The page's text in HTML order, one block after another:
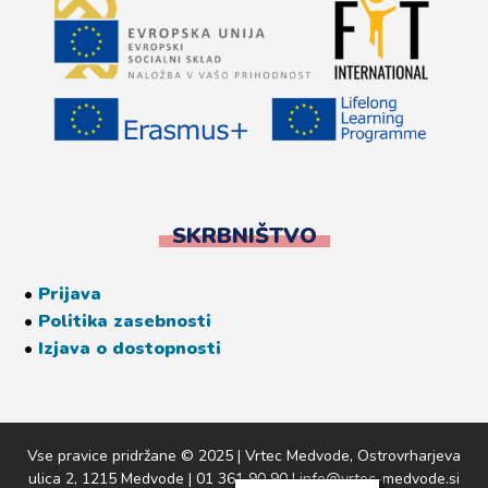
SKRBNIŠTVO
• Prijava
• Politika zasebnosti
• Izjava o dostopnosti
Vse pravice pridržane © 2025 | Vrtec Medvode, Ostrovrharjeva
ulica 2, 1215 Medvode | 01 361 90 90 | info@vrtec-medvode.si